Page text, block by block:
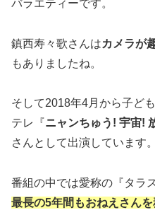
バラエティーです。
鎮西寿々歌さんはカメラが
もありましたね。
そして2018年4月から子ど
テレ『ニャンちゅう! 宇宙!
さんとして出演しています。
番組の中では愛称の『タラ
最長の5年間もおねえさん